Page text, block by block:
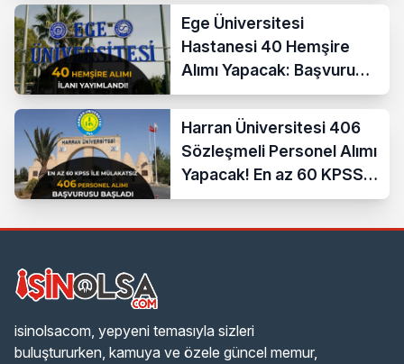
Ege Üniversitesi
Hastanesi 40 Hemşire
Alımı Yapacak: Başvuru
Şartları ve KPSS Puanı
Harran Üniversitesi 406
Sözleşmeli Personel Alımı
Yapacak! En az 60 KPSS
ve Lise
isinolsacom, yepyeni temasıyla sizleri
buluştururken, kamuya ve özele güncel memur,